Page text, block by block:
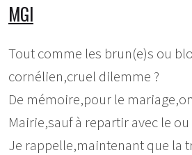
MGI
Tout comme les brun(e)s ou
cornélien,cruel dilemme ?
De mémoire,pour le
Mairie,sauf à repartir avec le
Je rappelle,maintenant que la